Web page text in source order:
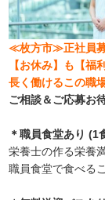
≪枚方市≫正社員
【お休み】も【福
長く働けるこの職
ご相談＆ご応募お
＊職員食堂あり (1
栄養士の作る栄養
職員食堂で食べる